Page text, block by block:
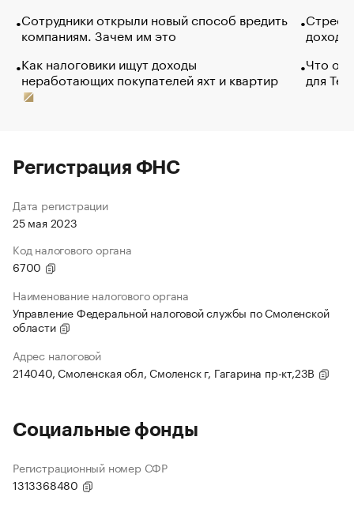
Сотрудники открыли новый способ вредить
компаниям. Зачем им это
Как налоговики ищут доходы
неработающих покупателей яхт и квартир
Что
для
Регистрация ФНС
Дата регистрации
25 мая 2023
Код налогового органа
6700
Наименование налогового органа
Управление Федеральной налоговой службы по Смоленской
области
Адрес налоговой
214040, Смоленская обл, Смоленск г, Гагарина пр-кт,23В
Социальные фонды
Регистрационный номер СФР
1313368480